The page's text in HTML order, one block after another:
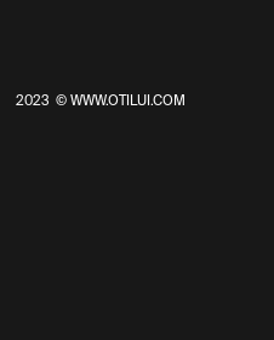
2023 © WWW.OTILUI.COM